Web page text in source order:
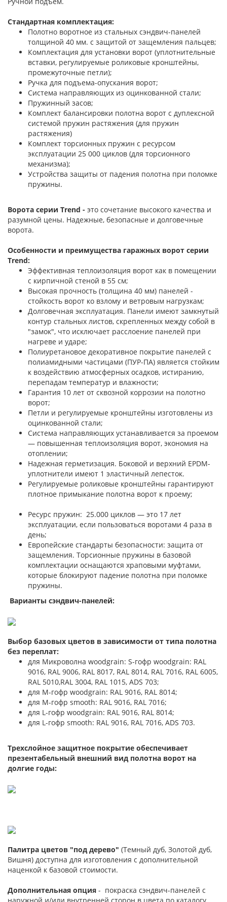
Стандартная комплектация:
Полотно воротное из стальных сэндвич-панелей
толщиной 40 мм. с защитой от защемления пальцев;
Комплектация для установки ворот (уплотнительные
вставки, регулируемые роликовые кронштейны,
промежуточные петли);
Ручка для подъема-опускания ворот;
Система направляющих из оцинкованной стали;
Пружинный засов;
Комплект балансировки полотна ворот с дуплексной
системой пружин растяжения (для пружин
растяжения)
Комплект торсионных пружин с ресурсом
эксплуатации 25 000 циклов (для торсионного
механизма);
Устройства защиты от падения полотна при поломке
пружины.
Ворота серии Trend - это сочетание высокого качества и
разумной цены. Надежные, безопасные и долговечные
ворота.
Особенности и преимущества гаражных ворот серии
Trend:
Эффективная теплоизоляция ворот как в помещении
с кирпичной стеной в 55 см;
Высокая прочность (толщина 40 мм) панелей -
стойкость ворот ко взлому и ветровым нагрузкам;
Долговечная эксплуатация. Панели имеют замкнутый
контур стальных листов, скрепленных между собой в
"замок", что исключает расслоение панелей при
нагреве и ударе;
Полиуретановое декоративное покрытие панелей с
полиамидными частицами (ПУР-ПА) является стойким
к воздействию атмосферных осадков, истиранию,
перепадам температур и влажности;
Гарантия 10 лет от сквозной коррозии на полотно
ворот;
Петли и регулируемые кронштейны изготовлены из
оцинкованной стали;
Система направляющих устанавливается за проемом
— повышенная теплоизоляция ворот, экономия на
отоплении;
Надежная герметизация. Боковой и верхний EPDM-
уплотнители имеют 1 эластичный лепесток.
Регулируемые роликовые кронштейны гарантируют
плотное примыкание полотна ворот к проему;
Ресурс пружин: 25.000 циклов — это 17 лет
эксплуатации, если пользоваться воротами 4 раза в
день;
Европейские стандарты безопасности: защита от
защемления. Торсионные пружины в базовой
комплектации оснащаются храповыми муфтами,
которые блокируют падение полотна при поломке
пружины.
Варианты сэндвич-панелей:
Выбор базовых цветов в зависимости от типа полотна
без переплат:
для Микроволна woodgrain: S-гофр woodgrain: RAL
9016, RAL 9006, RAL 8017, RAL 8014, RAL 7016, RAL 6005,
RAL 5010,RAL 3004, RAL 1015, ADS 703;
для М-гофр woodgrain: RAL 9016, RAL 8014;
для М-гофр smooth: RAL 9016, RAL 7016;
для L-гофр woodgrain: RAL 9016, RAL 8014;
для L-гофр smooth: RAL 9016, RAL 7016, ADS 703.
Трехслойное защитное покрытие обеспечивает
презентабельный внешний вид полотна ворот на
долгие годы:
Палитра цветов "под дерево" (Темный дуб, Золотой дуб,
Вишня) доступна для изготовления с дополнительной
наценкой к базовой стоимости.
Дополнительная опция - покраска сэндвич-панелей с